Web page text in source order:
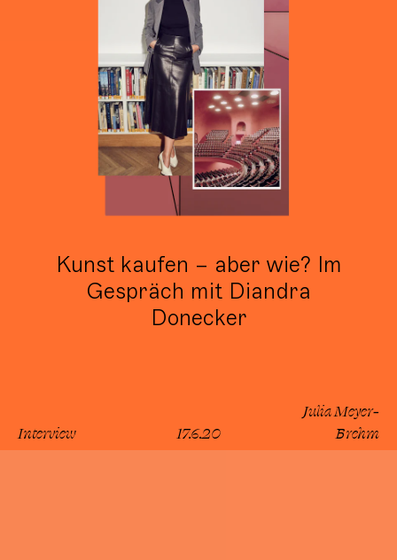
Kunst kaufen – aber wie? Im
Gespräch mit Diandra
Donecker
Interview 17.6.20
Julia Meyer-
Brehm